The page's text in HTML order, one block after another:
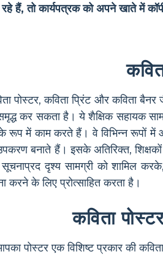
रहे हैं, तो कार्यपत्रक को अपने खाते
पोस्टर, कविता प्रिंट और कविता
कर सकता है। ये शैक्षिक सहायक
रूप में काम करते हैं। वे विभिन्न रूपों
बनाते हैं। इसके अतिरिक्त,
दृश्य सामग्री को शामिल
करने के लिए प्रोत्साहित करता है।
कविता
पोस्टर एक विशिष्ट प्रकार की